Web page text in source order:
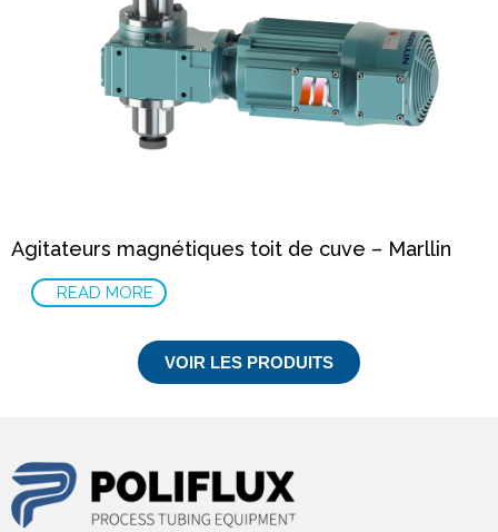
Agitateurs magnétiques toit de cuve – Marllin
READ MORE
VOIR LES PRODUITS